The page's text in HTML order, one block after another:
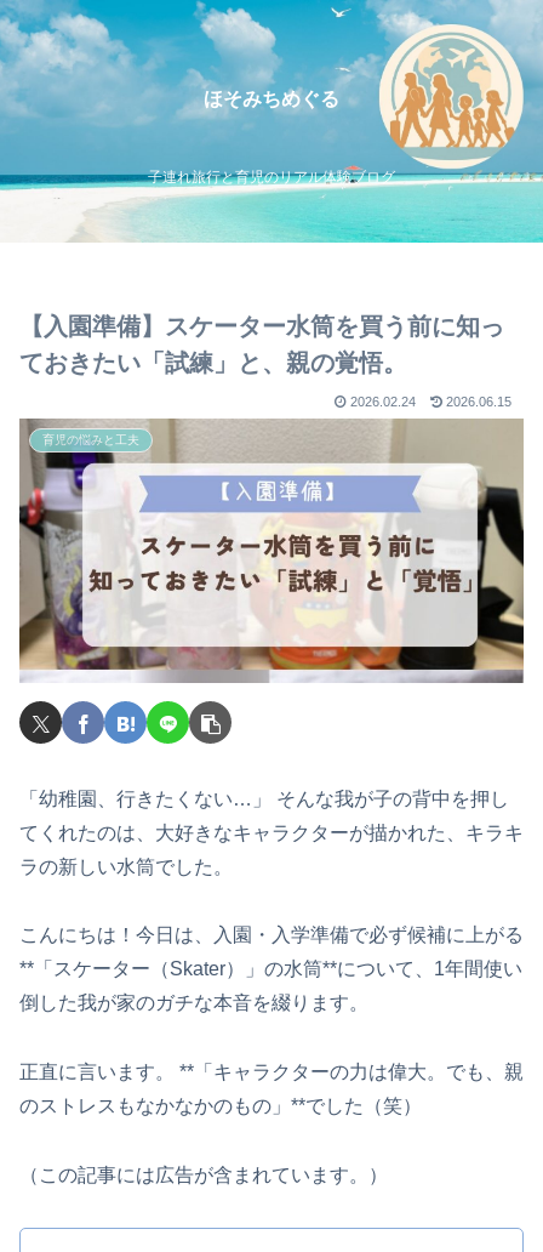
ほそみちめぐる
子連れ旅行と育児のリアル体験ブログ
【入園準備】スケーター水筒を買う前に知っ
ておきたい「試練」と、親の覚悟。
2026.02.24 2026.06.15
育児の悩みと工夫
「幼稚園、行きたくない…」 そんな我が子の背中を押し
てくれたのは、大好きなキャラクターが描かれた、キラキ
ラの新しい水筒でした。
こんにちは！今日は、入園・入学準備で必ず候補に上がる
**「スケーター（Skater）」の水筒**について、1年間使い
倒した我が家のガチな本音を綴ります。
正直に言います。 **「キャラクターの力は偉大。でも、親
のストレスもなかなかのもの」**でした（笑）
（この記事には広告が含まれています。）